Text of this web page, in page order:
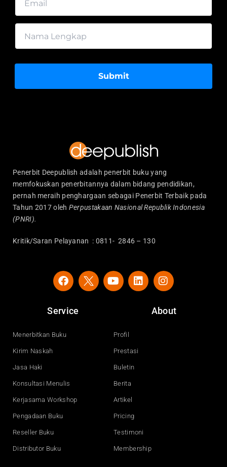
Submit
Penerbit Deepublish adalah penerbit buku yang
memfokuskan penerbitannya dalam bidang pendidikan,
pernah meraih penghargaan sebagai Penerbit Terbaik pada
Tahun 2017 oleh Perpustakaan Nasional Republik Indonesia
(PNRI).
Kritik/Saran Pelayanan : 0811- 2846 – 130
F
a
e
b
o
Y
o
e
L
i
n
I
n
t
a
Service
Menerbitkan Buku
Kirim Naskah
Jasa Haki
Konsultasi Menulis
Kerjasama Workshop
Pengadaan Buku
Reseller Buku
Distributor Buku
About
Profil
Prestasi
Buletin
Berita
Artikel
Pricing
Testimoni
Membership